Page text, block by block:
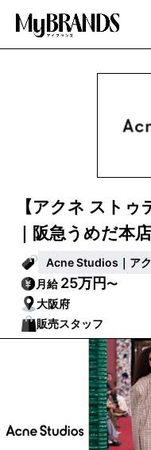
【アクネ スト
｜阪急うめだ本店
Acne Studios｜ア
月給25万円〜
大阪府
販売スタッフ